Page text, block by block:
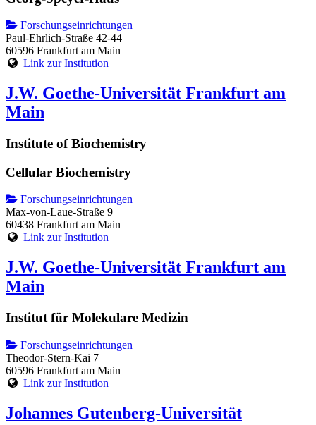
Forschungseinrichtungen
Paul-Ehrlich-Straße 42-44
60596 Frankfurt am Main
Link zur Institution
J.W. Goethe-Universität Frankfurt am
Main
Institute of Biochemistry
Cellular Biochemistry
Forschungseinrichtungen
Max-von-Laue-Straße 9
60438 Frankfurt am Main
Link zur Institution
J.W. Goethe-Universität Frankfurt am
Main
Institut für Molekulare Medizin
Forschungseinrichtungen
Theodor-Stern-Kai 7
60596 Frankfurt am Main
Link zur Institution
Johannes Gutenberg-Universität